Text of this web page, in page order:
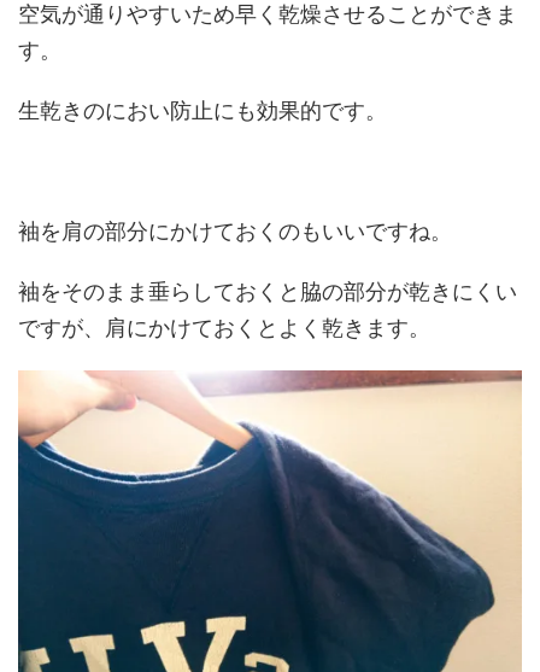
空気が通りやすいため早く乾燥させることができま
す。
生乾きのにおい防止にも効果的です。
袖を肩の部分にかけておくのもいいですね。
袖をそのまま垂らしておくと脇の部分が乾きにくい
ですが、肩にかけておくとよく乾きます。